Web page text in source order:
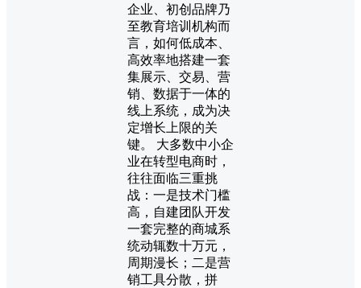
企业、初创品牌乃
至教育培训机构而
言，如何低成本、
高效率地搭建一套
集展示、交易、营
销、数据于一体的
线上系统，成为决
定增长上限的关
键。 大多数中小企
业在转型电商时，
往往面临三重挑
战：一是技术门槛
高，自建团队开发
一套完整的商城系
统动辄数十万元，
周期漫长；二是营
销工具分散，拼